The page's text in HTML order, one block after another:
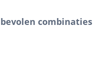
combinaties